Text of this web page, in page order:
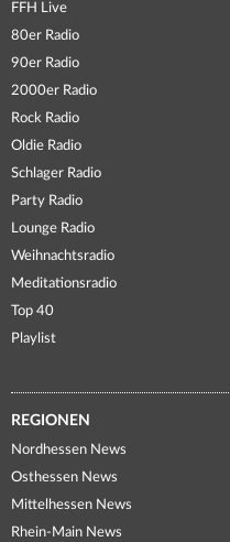
FFH Live
80er Radio
90er Radio
2000er Radio
Rock Radio
Oldie Radio
Schlager Radio
Party Radio
Lounge Radio
Weihnachtsradio
Meditationsradio
Top 40
Playlist
REGIONEN
Nordhessen News
Osthessen News
Mittelhessen News
Rhein-Main News